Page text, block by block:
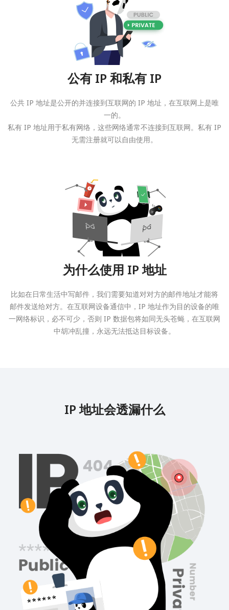
公有 IP 和私有 IP
公共 IP 地址是公开的并连接到互联网的 IP 地址，在互联网上是唯
一的。
私有 IP 地址用于私有网络，这些网络通常不连接到互联网。私有 IP
无需注册就可以自由使用。
为什么使用 IP 地址
比如在日常生活中写邮件，我们需要知道对对方的邮件地址才能将
邮件发送给对方。在互联网设备通信中，IP 地址作为目的设备的唯
一网络标识，必不可少，否则 IP 数据包将如同无头苍蝇，在互联网
中胡冲乱撞，永远无法抵达目标设备。
IP 地址会透漏什么